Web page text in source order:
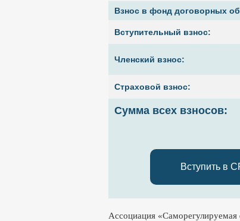
Взнос в фонд договорных
Вступительный взнос:
Членский взнос:
Страховой взнос:
Сумма всех взносов:
Вступить в
Ассоциация